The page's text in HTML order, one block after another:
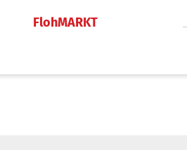
FlohMARKT